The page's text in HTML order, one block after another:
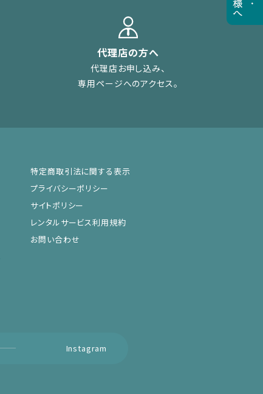
代理店の方へ
代理店お申し込み、
専用ページへのアクセス。
特定商取引法に関する表示
プライバシーポリシー
サイトポリシー
レンタルサービス利用規約
お問い合わせ
Instagram